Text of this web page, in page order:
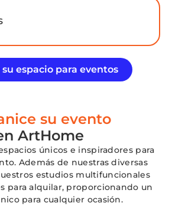
su espacio para eventos
su evento
ArtHome
únicos e inspiradores para
Además de nuestras diversas
estudios multifuncionales
para alquilar, proporcionando un
para cualquier ocasión.